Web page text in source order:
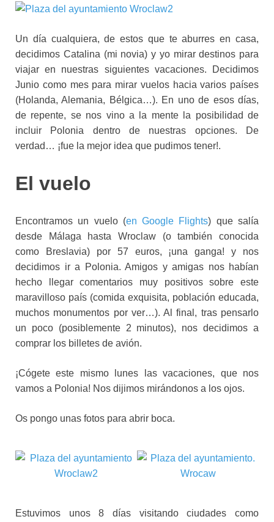
Un día cualquiera, de estos que te aburres en casa,
decidimos Catalina (mi novia) y yo mirar destinos para
viajar en nuestras siguientes vacaciones. Decidimos
Junio como mes para mirar vuelos hacia varios países
(Holanda, Alemania, Bélgica…). En uno de esos días,
de repente, se nos vino a la mente la posibilidad de
incluir Polonia dentro de nuestras opciones. De
verdad… ¡fue la mejor idea que pudimos tener!.
El vuelo
Encontramos un vuelo (en Google Flights) que salía
desde Málaga hasta Wroclaw (o también conocida
como Breslavia) por 57 euros, ¡una ganga! y nos
decidimos ir a Polonia. Amigos y amigas nos habían
hecho llegar comentarios muy positivos sobre este
maravilloso país (comida exquisita, población educada,
muchos monumentos por ver…). Al final, tras pensarlo
un poco (posiblemente 2 minutos), nos decidimos a
comprar los billetes de avión.
¡Cógete este mismo lunes las vacaciones, que nos
vamos a Polonia! Nos dijimos mirándonos a los ojos.
Os pongo unas fotos para abrir boca.
Estuvimos unos 8 días visitando ciudades como